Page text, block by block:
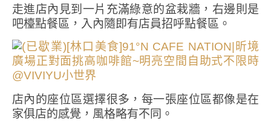
走進店內見到一片充滿綠意的盆栽牆，右邊則是
吧檯點餐區，入內隨即有店員招呼點餐區。
店內的座位區選擇很多，每一張座位區都像是在
家俱店的感覺，風格略有不同。